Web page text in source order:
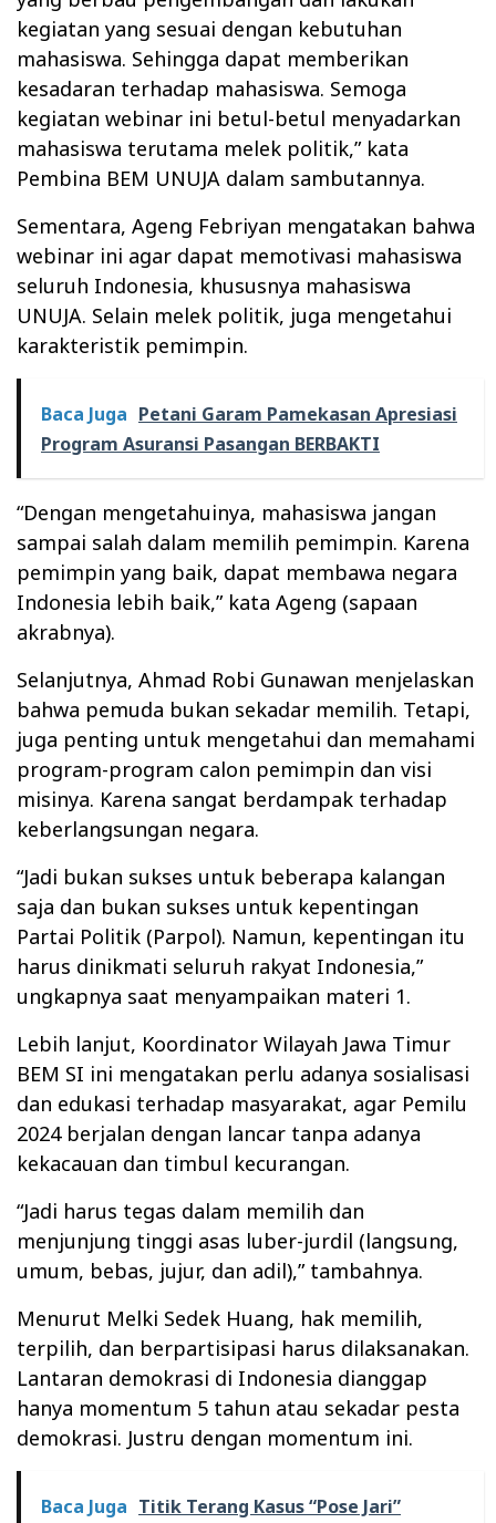
kegiatan yang sesuai dengan kebutuhan
mahasiswa. Sehingga dapat memberikan
kesadaran terhadap mahasiswa. Semoga
kegiatan webinar ini betul-betul menyadarkan
mahasiswa terutama melek politik,” kata
Pembina BEM UNUJA dalam sambutannya.
Sementara, Ageng Febriyan mengatakan bahwa
webinar ini agar dapat memotivasi mahasiswa
seluruh Indonesia, khususnya mahasiswa
UNUJA. Selain melek politik, juga mengetahui
karakteristik pemimpin.
Baca Juga Petani Garam Pamekasan Apresiasi
Program Asuransi Pasangan BERBAKTI
“Dengan mengetahuinya, mahasiswa jangan
sampai salah dalam memilih pemimpin. Karena
pemimpin yang baik, dapat membawa negara
Indonesia lebih baik,” kata Ageng (sapaan
akrabnya).
Selanjutnya, Ahmad Robi Gunawan menjelaskan
bahwa pemuda bukan sekadar memilih. Tetapi,
juga penting untuk mengetahui dan memahami
program-program calon pemimpin dan visi
misinya. Karena sangat berdampak terhadap
keberlangsungan negara.
“Jadi bukan sukses untuk beberapa kalangan
saja dan bukan sukses untuk kepentingan
Partai Politik (Parpol). Namun, kepentingan itu
harus dinikmati seluruh rakyat Indonesia,”
ungkapnya saat menyampaikan materi 1.
Lebih lanjut, Koordinator Wilayah Jawa Timur
BEM SI ini mengatakan perlu adanya sosialisasi
dan edukasi terhadap masyarakat, agar Pemilu
2024 berjalan dengan lancar tanpa adanya
kekacauan dan timbul kecurangan.
“Jadi harus tegas dalam memilih dan
menjunjung tinggi asas luber-jurdil (langsung,
umum, bebas, jujur, dan adil),” tambahnya.
Menurut Melki Sedek Huang, hak memilih,
terpilih, dan berpartisipasi harus dilaksanakan.
Lantaran demokrasi di Indonesia dianggap
hanya momentum 5 tahun atau sekadar pesta
demokrasi. Justru dengan momentum ini.
Baca Juga Titik Terang Kasus “Pose Jari”